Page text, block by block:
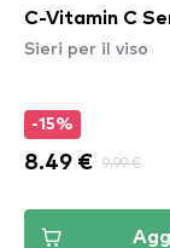
C-Vitamin C
Sieri per il viso
-15%
8.49 € 9.99 €